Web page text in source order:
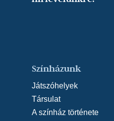
Színházunk
Játszóhelyek
Társulat
A színház története